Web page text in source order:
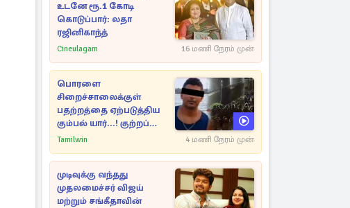
உடனே ரூ.1 கோடி
கொடுப்பார்: லதா
ரஜினிகாந்த்
Cineulagam 16 மணி நேரம் முன்
பொரளை
சிறைச்சாலைக்குள்
பதற்றத்தை ஏற்படுத்திய
கும்பல் யார்...! குற்றப்
பின்னணி தொடர்பில்
Tamilwin 4 மணி நேரம் முன்
முடிவுக்கு வந்தது
முதலமைச்சர் விஜய்
மற்றும் சங்கீதாவின்